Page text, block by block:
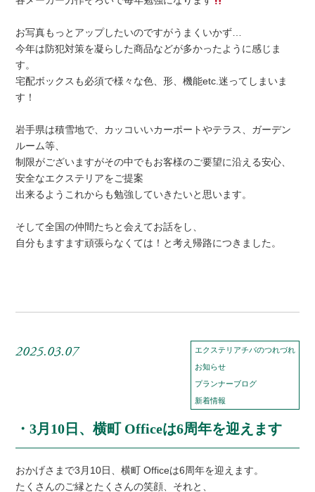
お写真もっとアップしたいのですがうまくいかず…
今年は防犯対策を凝らした商品などが多かったように感じま
す。
宅配ボックスも必須で様々な色、形、機能etc.迷ってしまいま
す！
岩手県は積雪地で、カッコいいカーポートやテラス、ガーデン
ルーム等、
制限がございますがその中でもお客様のご要望に沿える安心、
安全なエクステリアをご提案
出来るようこれからも勉強していきたいと思います。
そして全国の仲間たちと会えてお話をし、
自分もますます頑張らなくては！と考え帰路につきました。
2025.03.07
エクステリアチバのつれづれ
お知らせ
プランナーブログ
新着情報
・3月10日、横町 Officeは6周年を迎えます
おかげさまで3月10日、横町 Officeは6周年を迎えます。
たくさんのご縁とたくさんの笑顔、それと、